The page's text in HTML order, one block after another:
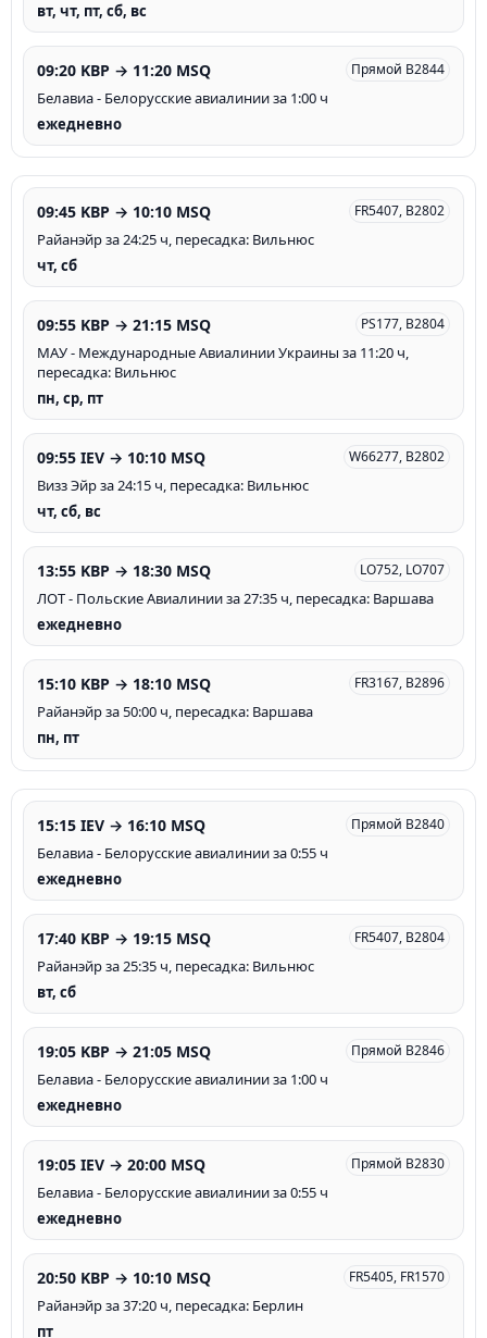
вт, чт, пт, сб, вс
09:20 KBP → 11:20 MSQ Прямой B2844
Белавиа - Белорусские авиалинии за 1:00 ч
ежедневно
09:45 KBP → 10:10 MSQ FR5407, B2802
Райанэйр за 24:25 ч, пересадка: Вильнюс
чт, сб
09:55 KBP → 21:15 MSQ PS177, B2804
МАУ - Международные Авиалинии Украины за 11:20 ч,
пересадка: Вильнюс
пн, ср, пт
09:55 IEV → 10:10 MSQ W66277, B2802
Визз Эйр за 24:15 ч, пересадка: Вильнюс
чт, сб, вс
13:55 KBP → 18:30 MSQ LO752, LO707
ЛОТ - Польские Авиалинии за 27:35 ч, пересадка: Варшава
ежедневно
15:10 KBP → 18:10 MSQ FR3167, B2896
Райанэйр за 50:00 ч, пересадка: Варшава
пн, пт
15:15 IEV → 16:10 MSQ Прямой B2840
Белавиа - Белорусские авиалинии за 0:55 ч
ежедневно
17:40 KBP → 19:15 MSQ FR5407, B2804
Райанэйр за 25:35 ч, пересадка: Вильнюс
вт, сб
19:05 KBP → 21:05 MSQ Прямой B2846
Белавиа - Белорусские авиалинии за 1:00 ч
ежедневно
19:05 IEV → 20:00 MSQ Прямой B2830
Белавиа - Белорусские авиалинии за 0:55 ч
ежедневно
20:50 KBP → 10:10 MSQ FR5405, FR1570
Райанэйр за 37:20 ч, пересадка: Берлин
пт